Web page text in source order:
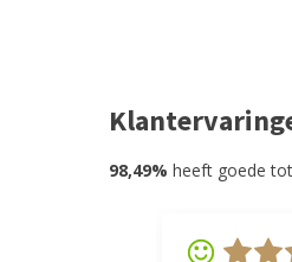
98,49% heeft goede